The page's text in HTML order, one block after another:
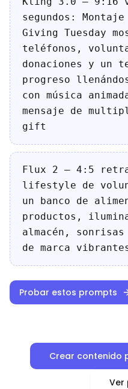
segundos:
Giving Tuesday
teléfonos,
donaciones y un
progreso
con música
mensaje de
gift
Flux 2 — 4:5
lifestyle de
un banco de
productos,
almacén,
de marca
Probar estos prompts
Crear contenido
Ver